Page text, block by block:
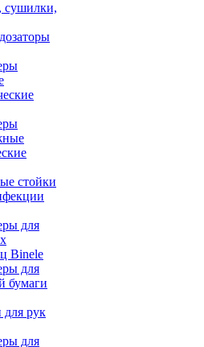
сушилки,
стойки
для
Binele
для
бумаги
рук
для